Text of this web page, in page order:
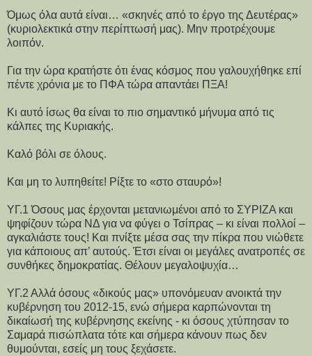
Όμως όλα αυτά είναι… «σκηνές από το έργο της Δευτέρας»
(κυριολεκτικά στην περίπτωσή μας). Μην προτρέχουμε
λοιπόν.
Για την ώρα κρατήστε ότι ένας κόσμος που γαλουχήθηκε επί
πέντε χρόνια με το ΠΦΑ τώρα απαντάει ΠΞΑ!
Κι αυτό ίσως θα είναι το πιο σημαντικό μήνυμα από τις
κάλπες της Κυριακής.
Καλό βόλι σε όλους.
Και μη το λυπηθείτε! Ρίξτε το «στο σταυρό»!
ΥΓ.1 Όσους μας έρχονται μετανιωμένοι από το ΣΥΡΙΖΑ και
ψηφίζουν τώρα ΝΔ για να φύγει ο Τσίπρας – κι είναι πολλοί –
αγκαλιάστε τους! Και πνίξτε μέσα σας την πίκρα που νιώθετε
για κάποιους απ’ αυτούς. Έτσι είναι οι μεγάλες ανατροπές σε
συνθήκες δημοκρατίας. Θέλουν μεγαλοψυχία…
ΥΓ.2 Αλλά όσους «δικούς μας» υπονόμευαν ανοικτά την
κυβέρνηση του 2012-15, ενώ σήμερα καρπώνονται τη
δικαίωσή της κυβέρνησης εκείνης - κι όσους χτύπησαν το
Σαμαρά πισώπλατα τότε και σήμερα κάνουν πως δεν
θυμούνται, εσείς μη τους ξεχάσετε.